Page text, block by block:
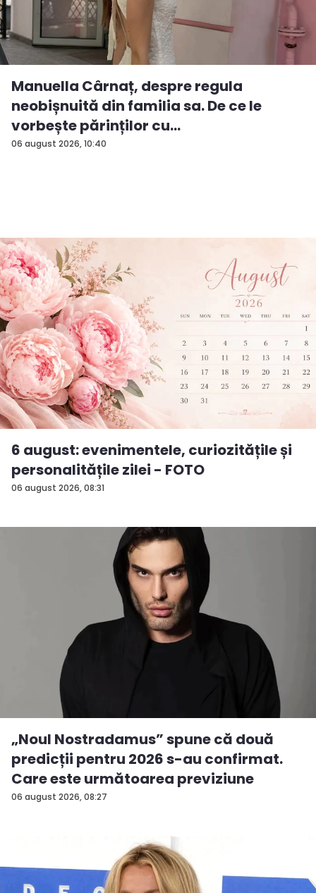
06 august 2026, 10:40
Manuella Cârnaț, despre regula
neobișnuită din familia sa. De ce le
vorbește părinților cu
„dumneavoastră...
06 august 2026, 08:31
6 august: evenimentele, curiozitățile și
personalitățile zilei - FOTO
06 august 2026, 08:27
„Noul Nostradamus” spune că două
predicții pentru 2026 s-au confirmat.
Care este următoarea previziune